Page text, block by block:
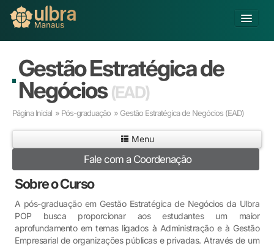
Buscar
Já sou Aluno
Matricule-se
Educação Básica
Pós-graduação
Educação a Distância
Pesquisa
Extensão
Infraestrutura e Serviços
Gestão Estratégica de
Negócios(EAD)
Página Inicial » Pós-graduação » Gestão Estratégica de Negócios (EAD)
Menu
Fale com a Coordenação
Sobre o Curso
A pós-graduação em Gestão Estratégica de Negócios da Ulbra
POP busca proporcionar aos estudantes um maior
aprofundamento em temas ligados à Administração e à Gestão
Empresarial de organizações públicas e privadas. Através de um